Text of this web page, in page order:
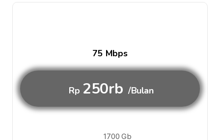
75 Mbps
Rp 250rb /Bulan
1700 Gb